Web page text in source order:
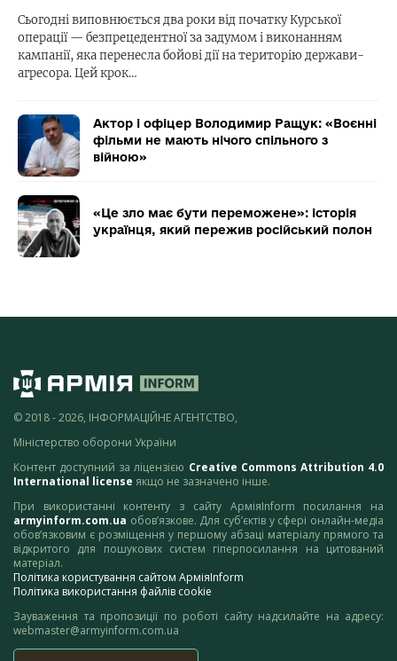
Сьогодні виповнюється два роки від початку Курської
операції — безпрецедентної за задумом і виконанням
кампанії, яка перенесла бойові дії на територію держави-
агресора. Цей крок…
Актор і офіцер Володимир Ращук: «Воєнні
фільми не мають нічого спільного з
війною»
«Це зло має бути переможене»: історія
українця, який пережив російський полон
© 2018 - 2026, ІНФОРМАЦІЙНЕ АГЕНТСТВО,
Міністерство оборони України
Контент доступний за ліцензією Creative Commons Attribution 4.0
International license якщо не зазначено інше.
При використанні контенту з сайту АрміяInform посилання на
armyinform.com.ua обов’язкове. Для суб’єктів у сфері онлайн-медіа
обов’язковим є розміщення у першому абзаці матеріалу прямого та
відкритого для пошукових систем гіперпосилання на цитований
матеріал.
Політика користування сайтом АрміяInform
Політика використання файлів cookie
Зауваження та пропозиції по роботі сайту надсилайте на адресу:
webmaster@armyinform.com.ua